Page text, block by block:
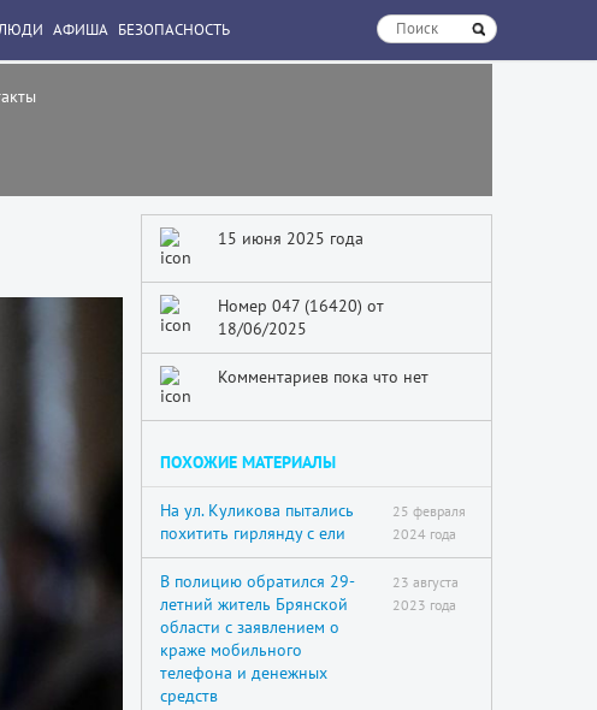
АФИША БЕЗОПАСНОСТЬ
15 июня 2025 года
Номер 047 (16420) от
18/06/2025
Комментариев пока что нет
ПОХОЖИЕ МАТЕРИАЛЫ
На ул. Куликова пытались
похитить гирлянду с ели
25 февраля
2024 года
В полицию обратился 29-
летний житель Брянской
области с заявлением о
краже мобильного
телефона и денежных
средств
23 августа
2023 года